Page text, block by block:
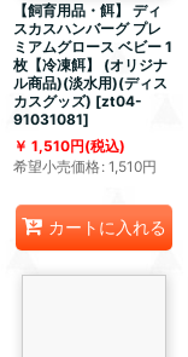
【飼育用品・餌】 ディ
スカスハンバーグ プレ
ミアムグロース ベビー 1
枚【冷凍餌】 (オリジナ
ル商品)(淡水用)(ディス
カスグッズ) [zt04-
91031081]
1,510円(税込)
希望小売価格: 1,510円
カートに入れる